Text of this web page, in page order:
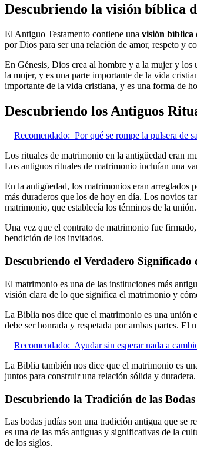
Descubriendo la visión bíblica
El Antiguo Testamento contiene una visión bíblica
por Dios para ser una relación de amor, respeto y
En Génesis, Dios crea al hombre y a la mujer y los
la mujer, y es una parte importante de la vida
importante de la vida cristiana, y es una forma de
Descubriendo los Antiguos
Recomendado: Por qué se rompe la pulsera de
Los rituales de matrimonio en la antigüedad eran
Los antiguos rituales de matrimonio incluían una
En la antigüedad, los matrimonios eran arreglados
más duraderos que los de hoy en día. Los novios
matrimonio, que establecía los términos de la unión.
Una vez que el contrato de matrimonio fue
bendición de los invitados.
Descubriendo el Verdadero
El matrimonio es una de las instituciones más
visión clara de lo que significa el matrimonio y
La Biblia nos dice que el matrimonio es una unión
debe ser honrada y respetada por ambas partes.
Recomendado: Ayudar sin esperar nada a
La Biblia también nos dice que el matrimonio es
juntos para construir una relación sólida y
Descubriendo la Tradición de las
Las bodas judías son una tradición antigua que se
es una de las más antiguas y significativas de la
de los siglos.